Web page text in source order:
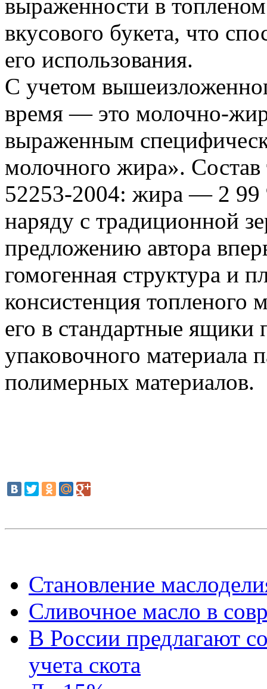
выраженности в
вкусового букета, что
его использования.
С учетом
время — это молочно-
выраженным
молочного жира».
52253-2004: жира — 2
наряду с традиционной
предложению автора
гомогенная структура и
консистенция топленого
его в стандартные ящики
упаковочного материала
полимерных материалов.
Становление
Сливочное масло в
В России предлагают
учета скота